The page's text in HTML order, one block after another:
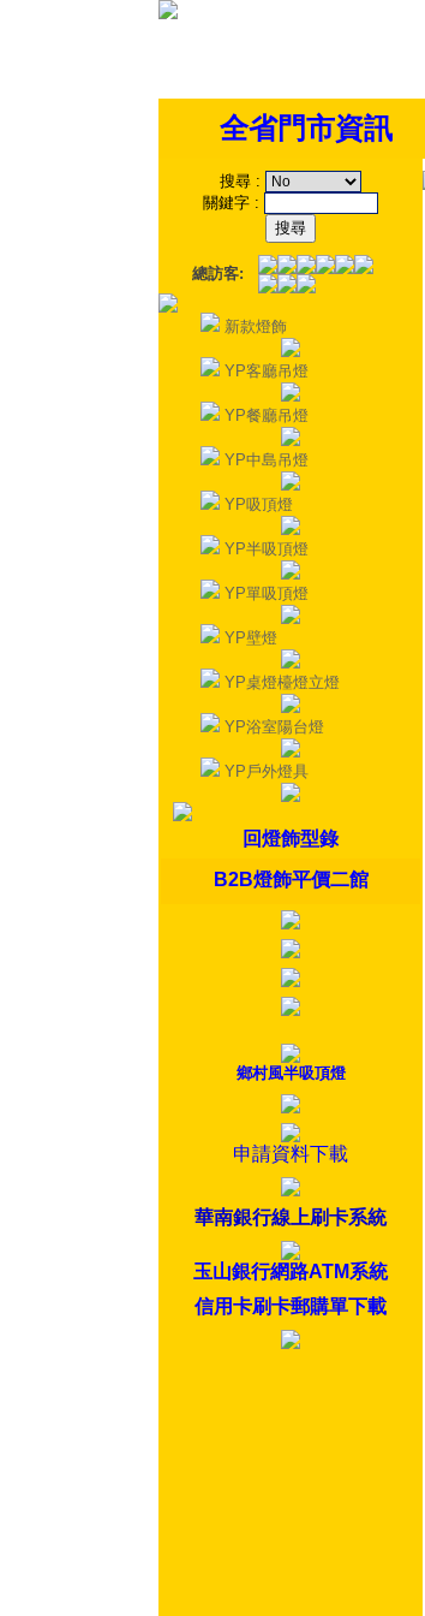
全省門市資訊
搜尋 :
關鍵字 :
總訪客:
新款燈飾
YP客廳吊燈
YP餐廳吊燈
YP中島吊燈
YP吸頂燈
YP半吸頂燈
YP單吸頂燈
YP壁燈
YP桌燈檯燈立燈
YP浴室陽台燈
YP戶外燈具
回燈飾型錄
B2B燈飾平價二館
鄉村風半吸頂燈
申請資料下載
華南銀行線上刷卡系統
玉山銀行網路ATM系統
信用卡刷卡郵購單下載